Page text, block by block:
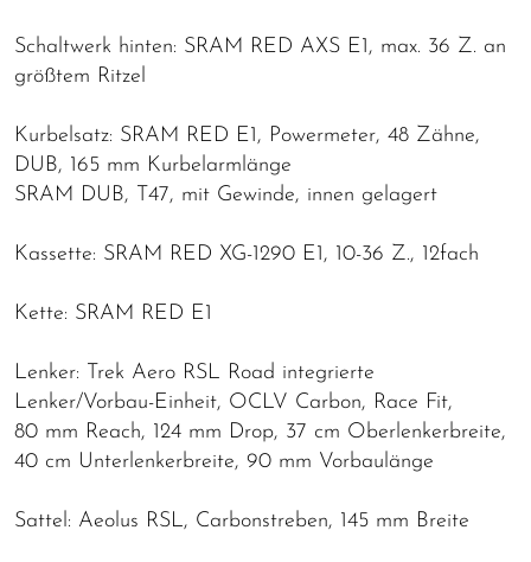
Schaltwerk hinten: SRAM RED AXS E1, max. 36 Z. an
größtem Ritzel
Kurbelsatz: SRAM RED E1, Powermeter, 48 Zähne,
DUB, 165 mm Kurbelarmlänge
SRAM DUB, T47, mit Gewinde, innen gelagert
Kassette: SRAM RED XG-1290 E1, 10-36 Z., 12fach
Kette: SRAM RED E1
Lenker: Trek Aero RSL Road integrierte
Lenker/Vorbau-Einheit, OCLV Carbon, Race Fit,
80 mm Reach, 124 mm Drop, 37 cm Oberlenkerbreite,
40 cm Unterlenkerbreite, 90 mm Vorbaulänge
Sattel: Aeolus RSL, Carbonstreben, 145 mm Breite